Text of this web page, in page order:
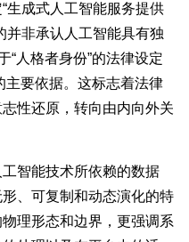
生成式人工智能服务提供
并非承认人工智能具有独
“人格者身份”的法律设定
主要依据。这标志着法律
性还原，转向由内向外关
智能技术所依赖的数据
、可复制和动态演化的特
理形态和边界，更强调系